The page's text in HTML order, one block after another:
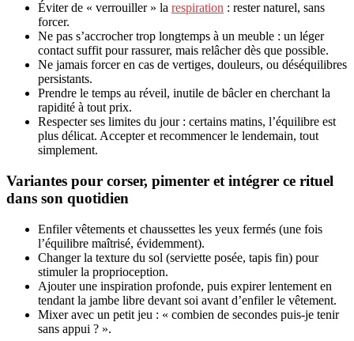
Éviter de « verrouiller » la respiration : rester naturel, sans
forcer.
Ne pas s’accrocher trop longtemps à un meuble : un léger
contact suffit pour rassurer, mais relâcher dès que possible.
Ne jamais forcer en cas de vertiges, douleurs, ou déséquilibres
persistants.
Prendre le temps au réveil, inutile de bâcler en cherchant la
rapidité à tout prix.
Respecter ses limites du jour : certains matins, l’équilibre est
plus délicat. Accepter et recommencer le lendemain, tout
simplement.
Variantes pour corser, pimenter et intégrer ce rituel
dans son quotidien
Enfiler vêtements et chaussettes les yeux fermés (une fois
l’équilibre maîtrisé, évidemment).
Changer la texture du sol (serviette posée, tapis fin) pour
stimuler la proprioception.
Ajouter une inspiration profonde, puis expirer lentement en
tendant la jambe libre devant soi avant d’enfiler le vêtement.
Mixer avec un petit jeu : « combien de secondes puis-je tenir
sans appui ? ».